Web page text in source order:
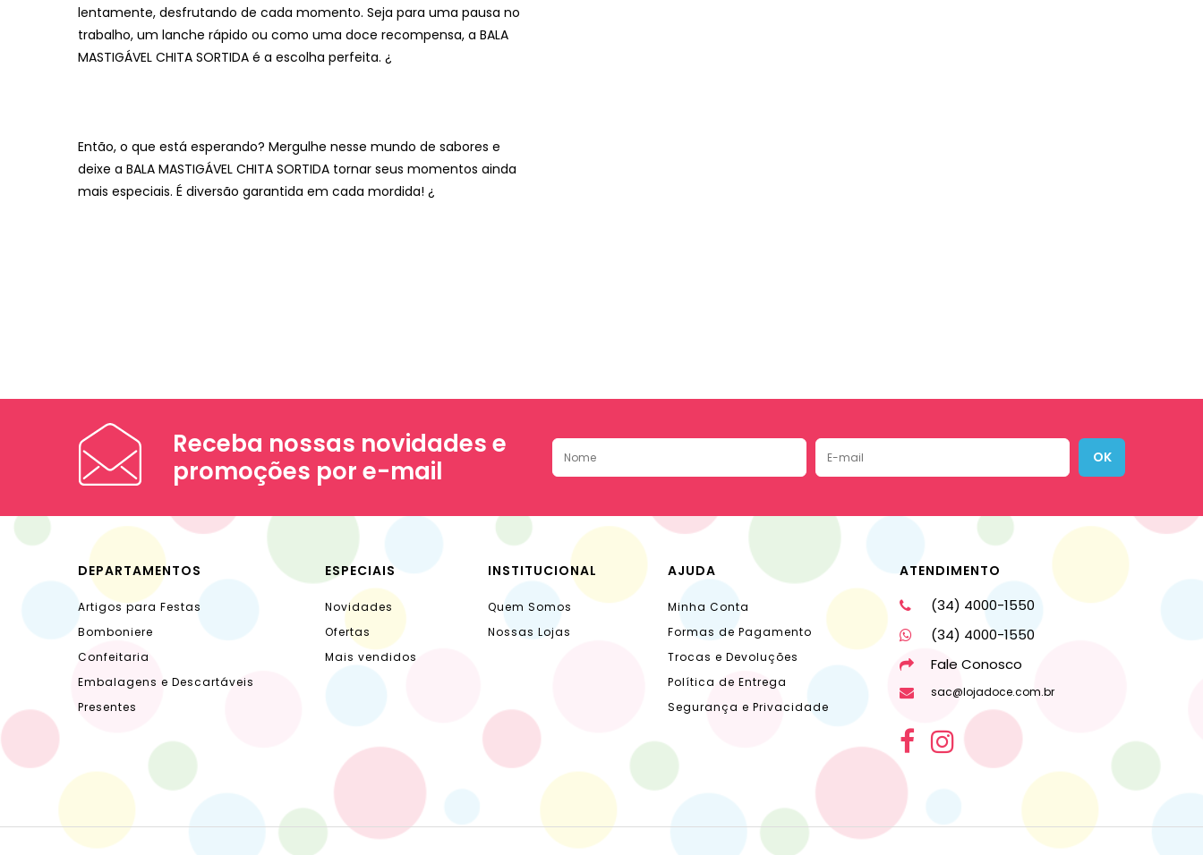
lentamente, desfrutando de cada momento. Seja para uma pausa no
trabalho, um lanche rápido ou como uma doce recompensa, a BALA
MASTIGÁVEL CHITA SORTIDA é a escolha perfeita. ¿
Então, o que está esperando? Mergulhe nesse mundo de sabores e
deixe a BALA MASTIGÁVEL CHITA SORTIDA tornar seus momentos ainda
mais especiais. É diversão garantida em cada mordida! ¿
Receba nossas novidades e
promoções por e-mail
OK
DEPARTAMENTOS
Artigos para Festas
Bomboniere
Confeitaria
Embalagens e Descartáveis
Presentes
ESPECIAIS
Novidades
Ofertas
Mais vendidos
INSTITUCIONAL
Quem Somos
Nossas Lojas
AJUDA
Minha Conta
Formas de Pagamento
Trocas e Devoluções
Política de Entrega
Segurança e Privacidade
ATENDIMENTO
(34) 4000-1550
(34) 4000-1550
Fale Conosco
sac@lojadoce.com.br